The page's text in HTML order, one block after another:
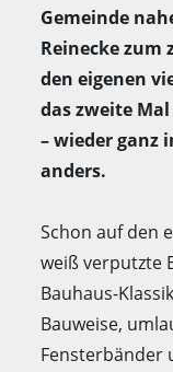
Gemeinde
Reinecke zum
den eigenen
das zweite
– wieder ganz
anders.
Schon auf den
weiß verputzte
Bauhaus-
Bauweise,
Fensterbänder